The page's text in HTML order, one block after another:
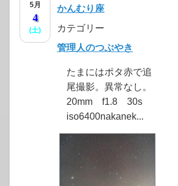
5月
4
(土)
かんむり座
カテゴリー
管理人のつぶやき
たまにはポタ赤で追
尾撮影。異常なし。
20mm f1.8 30s
iso6400nakanek...